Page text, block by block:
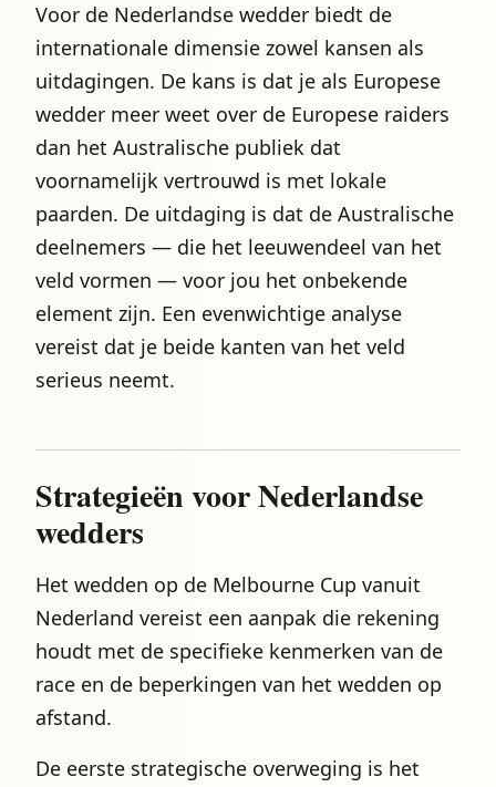
Voor de Nederlandse wedder biedt de
internationale dimensie zowel kansen als
uitdagingen. De kans is dat je als Europese
wedder meer weet over de Europese raiders
dan het Australische publiek dat
voornamelijk vertrouwd is met lokale
paarden. De uitdaging is dat de Australische
deelnemers — die het leeuwendeel van het
veld vormen — voor jou het onbekende
element zijn. Een evenwichtige analyse
vereist dat je beide kanten van het veld
serieus neemt.
Strategieën voor Nederlandse
wedders
Het wedden op de Melbourne Cup vanuit
Nederland vereist een aanpak die rekening
houdt met de specifieke kenmerken van de
race en de beperkingen van het wedden op
afstand.
De eerste strategische overweging is het